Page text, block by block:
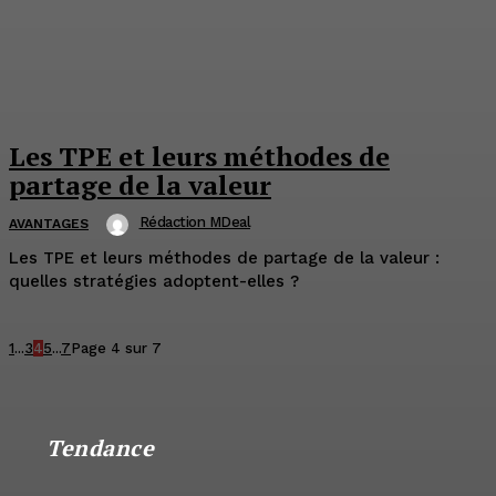
Les TPE et leurs méthodes de
partage de la valeur
AVANTAGES Rédaction MDeal
Les TPE et leurs méthodes de partage de la valeur :
quelles stratégies adoptent-elles ?
1...345...7Page 4 sur 7
Tendance